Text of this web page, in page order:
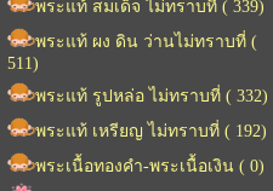
พระแท้ สมเด็จ ไม่ทราบที่ ( 339)
พระแท้ ผง ดิน ว่านไม่ทราบที่ (
511)
พระแท้ รูปหล่อ ไม่ทราบที่ ( 332)
พระแท้ เหรียญ ไม่ทราบที่ ( 192)
พระเนื้อทองคำ-พระเนื้อเงิน ( 0)